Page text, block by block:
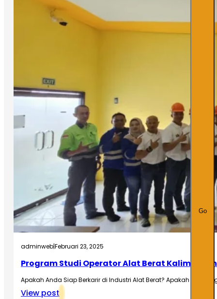
adminweb|Februari 23, 2025
Program Studi Operator Alat Berat
Apakah Anda Siap Berkarir di Industri Alat Berat? Apakah
View post
Go